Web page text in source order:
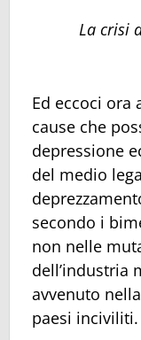
La crisi
Ed eccoci ora
cause che
depressione
del medio
secondo i
non nelle
dell’industria
avvenuto
paesi inciviliti.